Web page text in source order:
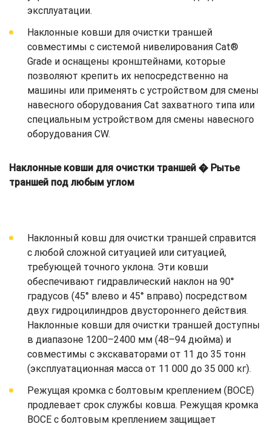
эксплуатации.
Наклонные ковши для очистки траншей
совместимы с системой нивелирования Cat®
Grade и оснащены кронштейнами, которые
позволяют крепить их непосредственно на
машины или применять с устройством для смены
навесного оборудования Cat захватного типа или
специальным устройством для смены навесного
оборудования CW.
Наклонные ковши для очистки траншей � Рытье
траншей под любым углом
Наклонный ковш для очистки траншей справится
с любой сложной ситуацией или ситуацией,
требующей точного уклона. Эти ковши
обеспечивают гидравлический наклон на 90°
градусов (45° влево и 45° вправо) посредством
двух гидроцилиндров двустороннего действия.
Наклонные ковши для очистки траншей доступны
в диапазоне 1200–2400 мм (48–94 дюйма) и
совместимы с экскаваторами от 11 до 35 тонн
(эксплуатационная масса от 11 000 до 35 000 кг).
Режущая кромка с болтовым креплением (BOCE)
продлевает срок службы ковша. Режущая кромка
BOCE с болтовым креплением защищает